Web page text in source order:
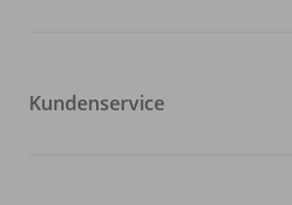
Kundenservice